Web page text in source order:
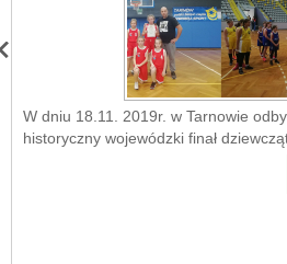
W dniu 18.11. 2019r. w Tarnowie
historyczny wojewódzki finał